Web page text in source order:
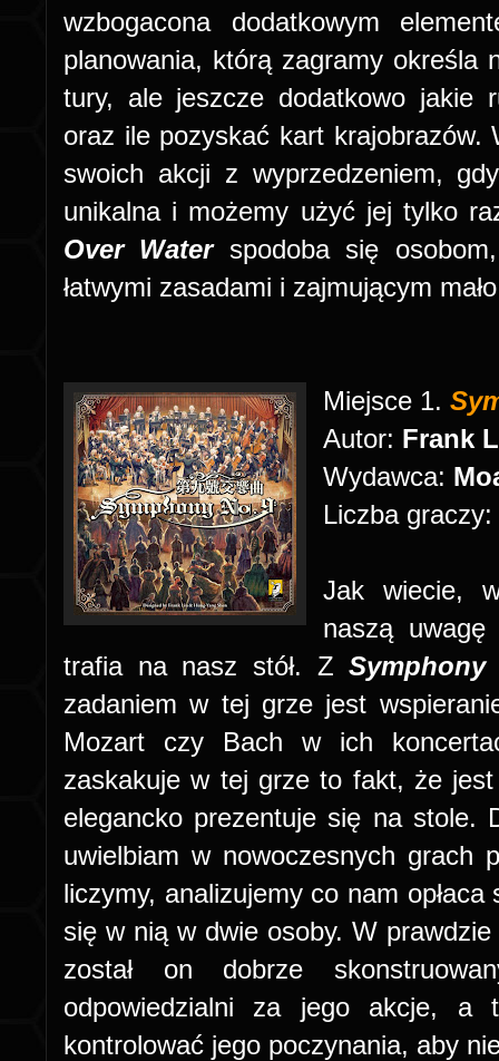
wzbogacona dodatkowym
planowania, którą zagramy określa
tury, ale jeszcze dodatkowo jakie
oraz ile pozyskać kart krajobrazów.
swoich akcji z wyprzedzeniem,
unikalna i możemy użyć jej tylko
Over Waterspodoba się
łatwymi zasadami i zajmującym
Miejsce 1.
Autor: Frank
Wydawca:
Liczba graczy:
Jak wiecie,
naszą
trafia na nasz stół. ZSymphony
zadaniem w tej grze jest
Mozart czy Bach w ich
zaskakuje w tej grze to fakt, że
elegancko prezentuje się na
uwielbiam w nowoczesnych grach
liczymy, analizujemy co nam
się w nią w dwie osoby. W
został on dobrze
odpowiedzialni za jego akcje, a
kontrolować jego poczynania, aby